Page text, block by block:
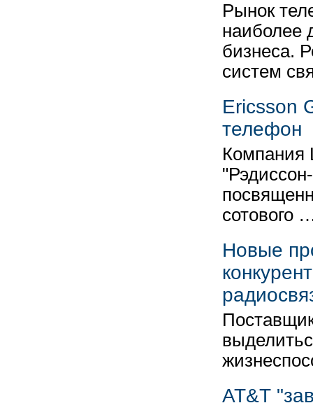
Рынок
наиболее
бизнеса.
систем
Ericsson
телефон
Компания
сотового
Новые
AT&T